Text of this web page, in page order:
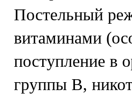
Постельный
витаминами
поступление в
группы В,